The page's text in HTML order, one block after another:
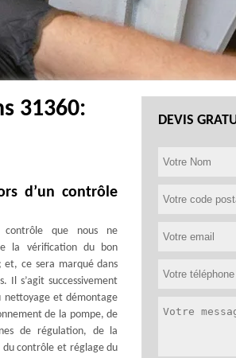
31360:
d’un contrôle
que nous ne
la vérification du bon
et, ce sera marqué dans
Il s’agit successivement
nettoyage et démontage
de la pompe, de
de régulation, de la
du contrôle et réglage du
DEVIS